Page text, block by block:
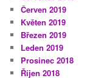
Červen 2019
Květen 2019
Březen 2019
Leden 2019
Prosinec 2018
Říjen 2018